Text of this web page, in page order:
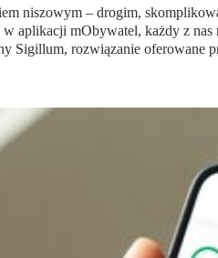
niszowym – drogim,
aplikacji mObywatel, każdy z
Sigillum, rozwiązanie oferowane